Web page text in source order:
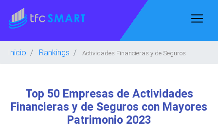
Inicio Rankings Actividades Financieras y de Seguros
Top 50 Empresas de Actividades
Financieras y de Seguros con Mayores
Patrimonio 2023